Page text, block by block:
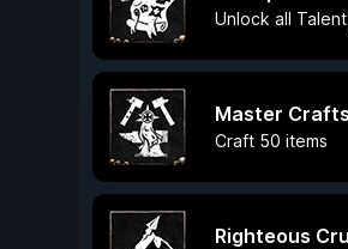
Unlock all
Master
Craft 50 items
Righteous